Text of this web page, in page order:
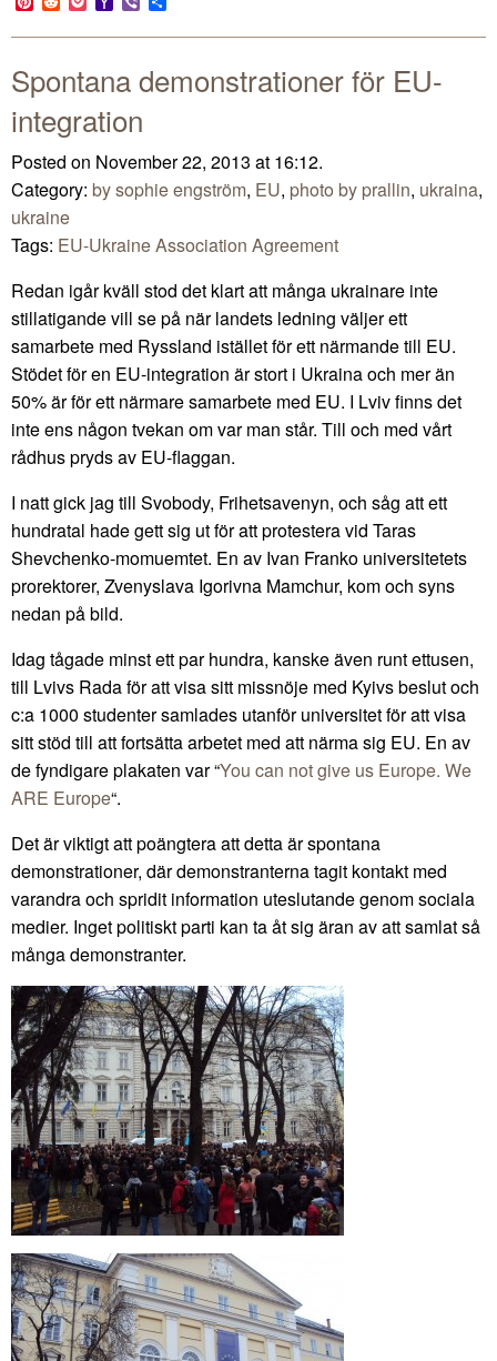
Mail
Spontana demonstrationer för EU-
integration
Posted on November 22, 2013 at 16:12.
Category: by sophie engström, EU, photo by prallin, ukraina,
ukraine
Tags: EU-Ukraine Association Agreement
Redan igår kväll stod det klart att många ukrainare inte
stillatigande vill se på när landets ledning väljer ett
samarbete med Ryssland istället för ett närmande till EU.
Stödet för en EU-integration är stort i Ukraina och mer än
50% är för ett närmare samarbete med EU. I Lviv finns det
inte ens någon tvekan om var man står. Till och med vårt
rådhus pryds av EU-flaggan.
I natt gick jag till Svobody, Frihetsavenyn, och såg att ett
hundratal hade gett sig ut för att protestera vid Taras
Shevchenko-momuemtet. En av Ivan Franko universitetets
prorektorer, Zvenyslava Igorivna Mamchur, kom och syns
nedan på bild.
Idag tågade minst ett par hundra, kanske även runt ettusen,
till Lvivs Rada för att visa sitt missnöje med Kyivs beslut och
c:a 1000 studenter samlades utanför universitet för att visa
sitt stöd till att fortsätta arbetet med att närma sig EU. En av
de fyndigare plakaten var “You can not give us Europe. We
ARE Europe“.
Det är viktigt att poängtera att detta är spontana
demonstrationer, där demonstranterna tagit kontakt med
varandra och spridit information uteslutande genom sociala
medier. Inget politiskt parti kan ta åt sig äran av att samlat så
många demonstranter.